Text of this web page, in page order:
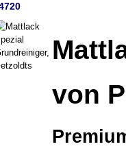
von